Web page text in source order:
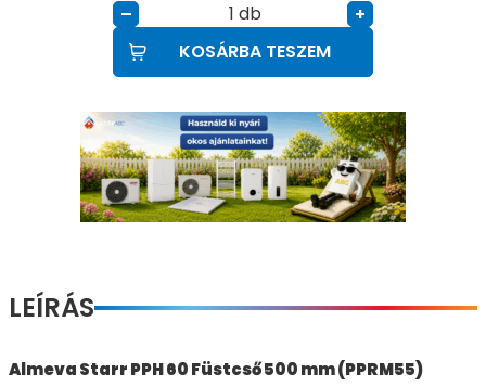
– db
+
KOSÁRBA TESZEM
LEÍRÁS
Almeva Starr PPH 60 Füstcső 500 mm (PPRM55)